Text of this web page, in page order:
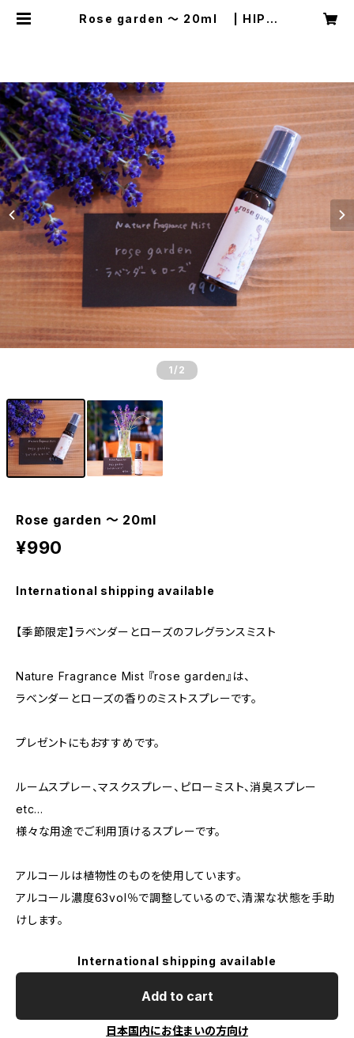
Rose garden ～ 20ml | HIPP
1 /2
Rose garden ～ 20ml
¥990
International shipping available
【季節限定】ラベンダーとローズのフレグランスミスト
Nature Fragrance Mist 『rose garden』は、
ラベンダーとローズの香りのミストスプレーです。
プレゼントにもおすすめです。
ルームスプレー、マスクスプレー、ピローミスト、消臭スプレー
etc...
様々な用途でご利用頂けるスプレーです。
アルコールは植物性のものを使用しています。
アルコール濃度63vol％で調整しているので、清潔な状態を手助
けします。
International shipping available
Add to cart
日本国内にお住まいの方向け